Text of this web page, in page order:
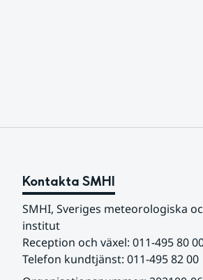
Kontakta SMHI
SMHI, Sveriges meteorologiska
institut
Reception och växel: 011-495 80
Telefon kundtjänst: 011-495 82 00